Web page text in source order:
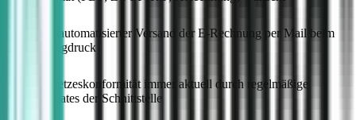
Vollautomatisierter Versand der E-Rechnung per Mail beim
Belegdruck
Gesetzeskonformität immer aktuell durch regelmäßige
Updates der Schnittstelle